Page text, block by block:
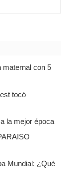
maternal con 5
tocó
la mejor época
Mundial: ¿Qué